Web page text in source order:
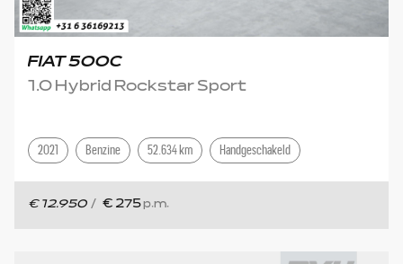
FIAT 500C
1.0 Hybrid Rockstar Sport
2021 Benzine 52.634 km Handgeschakeld
€ 12.950 / € 275p.m.